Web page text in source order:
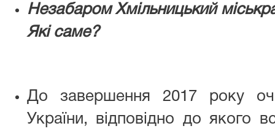
Незабаром Хмільницький
Які саме?
До завершення 2017 року
України, відповідно до якого